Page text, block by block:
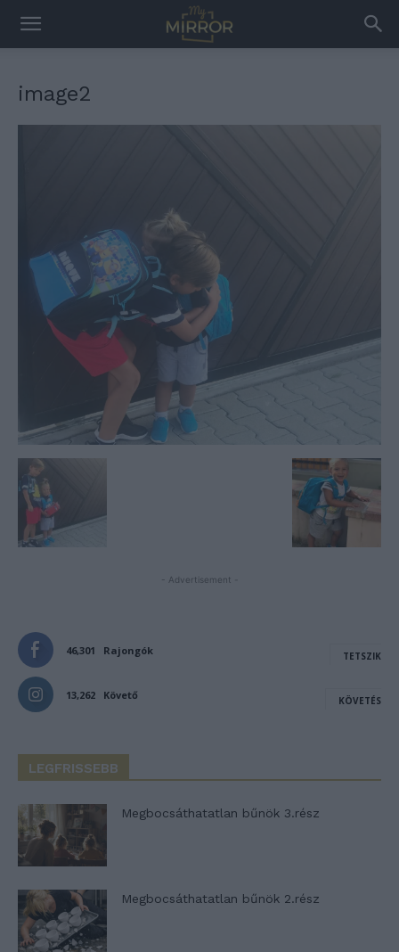
image2
- Advertisement -
46,301 Rajongók TETSZIK
13,262 Követő KÖVETÉS
LEGFRISSEBB
Megbocsáthatatlan bűnök 3.rész
Megbocsáthatatlan bűnök 2.rész